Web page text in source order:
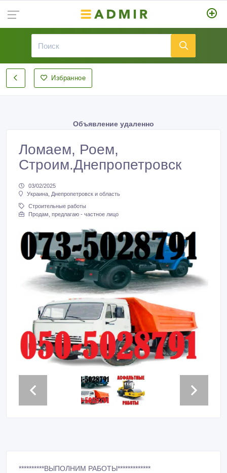
Избранное
Объявление удаленно
Ломаем, Роем,
Строим.Днепропетровск
03/02/2025
Украина, Днепропетровск и область
Строительные работы
Продам, предлагаю - частное лицо
**********ВЫПОЛНИМ РАБОТЫ*************